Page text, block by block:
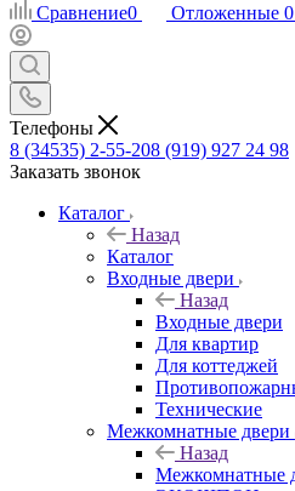
Сравнение0 Отложенные 0
Телефоны
8 (34535) 2-55-208 (919) 927 24 98
Заказать звонок
Каталог
Назад
Каталог
Входные двери
Назад
Входные двери
Для квартир
Для коттеджей
Технические
Межкомнатные двери
Назад
Межкомнатные